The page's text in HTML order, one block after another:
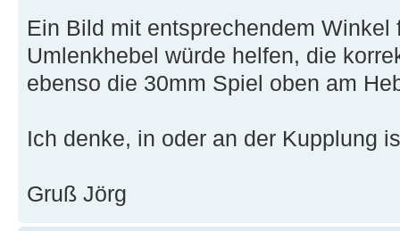
Ein Bild mit entsprechendem Winkel
Umlenkhebel würde helfen, die
ebenso die 30mm Spiel oben am
Ich denke, in oder an der Kupplung
Gruß Jörg